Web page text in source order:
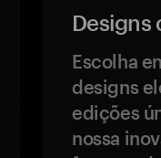
Designs
Escolha
designs
edições
nossa